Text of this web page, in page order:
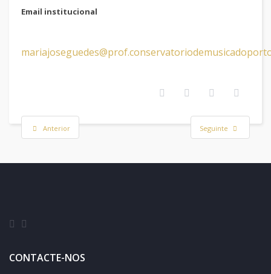
Email institucional
Anterior Seguinte
CONTACTE-NOS